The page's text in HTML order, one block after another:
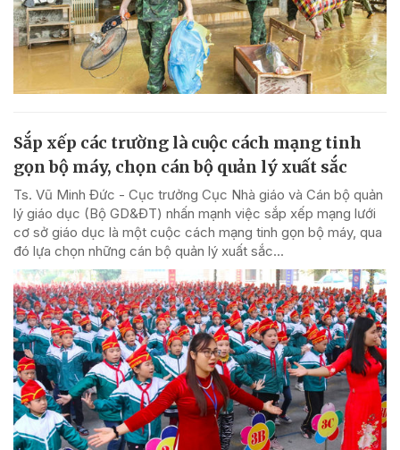
Sắp xếp các trường là cuộc cách mạng tinh
gọn bộ máy, chọn cán bộ quản lý xuất sắc
Ts. Vũ Minh Đức - Cục trưởng Cục Nhà giáo và Cán bộ quản
lý giáo dục (Bộ GD&ĐT) nhấn mạnh việc sắp xếp mạng lưới
cơ sở giáo dục là một cuộc cách mạng tinh gọn bộ máy, qua
đó lựa chọn những cán bộ quản lý xuất sắc...